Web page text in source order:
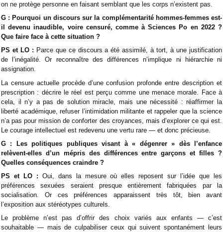
on ne protège personne en faisant semblant que les corps n’existent pas.
G : Pourquoi un discours sur la complémentarité hommes-femmes est-
il devenu inaudible, voire censuré, comme à Sciences Po en 2022 ?
Que faire face à cette situation ?
PS et LO : Parce que ce discours a été assimilé, à tort, à une justification
de l’inégalité. Or reconnaître des différences n’implique ni hiérarchie ni
assignation.
La censure actuelle procède d’une confusion profonde entre description et
prescription : décrire le réel est perçu comme une menace morale. Face à
cela, il n’y a pas de solution miracle, mais une nécessité : réaffirmer la
liberté académique, refuser l’intimidation militante et rappeler que la science
n’a pas pour mission de conforter des croyances, mais d’explorer ce qui est.
Le courage intellectuel est redevenu une vertu rare — et donc précieuse.
G : Les politiques publiques visant à « dégenrer » dès l’enfance
relèvent-elles d’un mépris des différences entre garçons et filles ?
Quelles conséquences craindre ?
PS et LO : Oui, dans la mesure où elles reposent sur l’idée que les
préférences sexuées seraient presque entièrement fabriquées par la
socialisation. Or ces préférences apparaissent très tôt, bien avant
l’exposition aux stéréotypes culturels.
Le problème n’est pas d’offrir des choix variés aux enfants — c’est
souhaitable — mais de culpabiliser ceux qui suivent spontanément leurs